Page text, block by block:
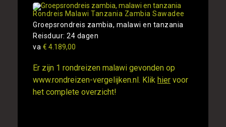
Rondreis Malawi Tanzania Zambia Sawadee
Groepsrondreis zambia, malawi en tanzania
Reisduur: 24 dagen
va € 4.189,00
Er zijn 1 rondreizen malawi gevonden op
www.rondreizen-vergelijken.nl. Klik hier voor
het complete overzicht!